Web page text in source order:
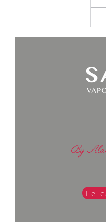
By
Le